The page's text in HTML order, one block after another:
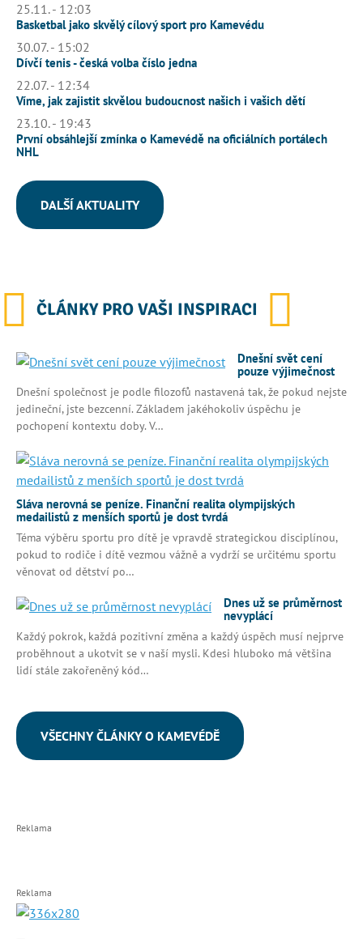
25.11. - 12:03
Basketbal jako skvělý cílový sport pro Kamevédu
30.07. - 15:02
Dívčí tenis - česká volba číslo jedna
22.07. - 12:34
Víme, jak zajistit skvělou budoucnost našich i vašich dětí
23.10. - 19:43
První obsáhlejší zmínka o Kamevédě na oficiálních portálech
NHL
DALŠÍ AKTUALITY
ČLÁNKY PRO VAŠI INSPIRACI
Dnešní svět cení
pouze výjimečnost
Dnešní společnost je podle filozofů nastavená tak, že pokud nejste
jedineční, jste bezcenní. Základem jakéhokoliv úspěchu je
pochopení kontextu doby. V…
Sláva nerovná se peníze. Finanční realita olympijských
medailistů z menších sportů je dost tvrdá
Téma výběru sportu pro dítě je vpravdě strategickou disciplínou,
pokud to rodiče i dítě vezmou vážně a vydrží se určitému sportu
věnovat od dětství po…
Dnes už se průměrnost
nevyplácí
Každý pokrok, každá pozitivní změna a každý úspěch musí nejprve
proběhnout a ukotvit se v naší mysli. Kdesi hluboko má většina
lidí stále zakořeněný kód…
VŠECHNY ČLÁNKY O KAMEVÉDĚ
Reklama
Reklama